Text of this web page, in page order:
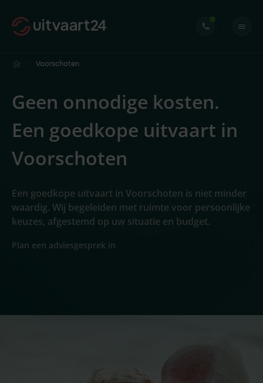
Voorschoten
Geen onnodige kosten.
Een goedkope uitvaart in
Voorschoten
Een goedkope uitvaart in Voorschoten is niet minder
waardig. Wij begeleiden met ruimte voor persoonlijke
keuzes, afgestemd op uw situatie en budget.
Plan een adviesgesprek in